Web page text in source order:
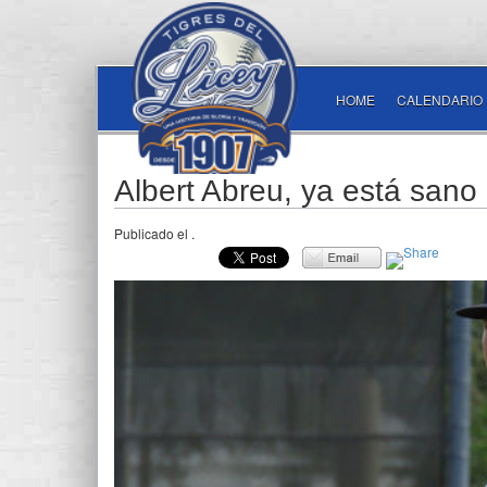
HOME CALENDARIO
Albert Abreu, ya está
Publicado el .